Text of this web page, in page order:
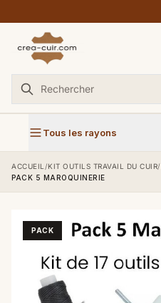
Tous les rayons
ACCUEIL /KIT OUTILS TRAVAIL DU CUIR/
PACK 5 MAROQUINERIE
PACK